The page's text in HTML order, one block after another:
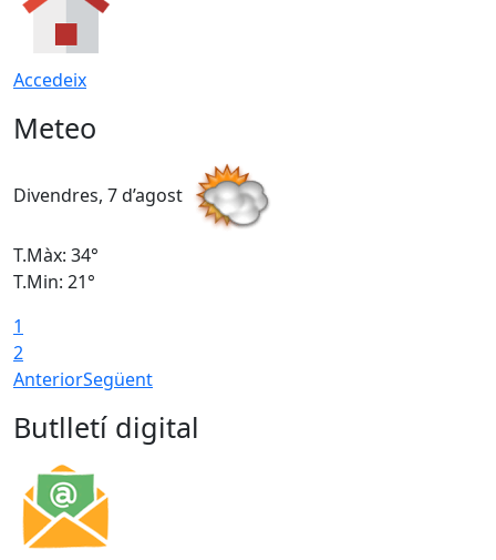
Accedeix
Meteo
Divendres, 7 d’agost
T.Màx: 34°
T.Min: 21°
1
2
AnteriorSegüent
Butlletí digital